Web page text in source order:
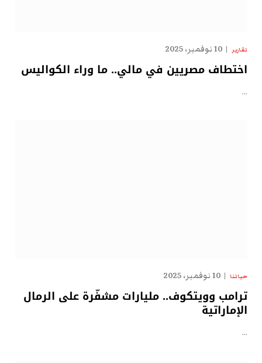
تقارير 10 نوفمبر، 2025
اختطاف مصريين في مالي.. ما وراء الكواليس
…
حياتنا 10 نوفمبر، 2025
ترامب وويتكوف.. مليارات مشفّرة على الرمال
الإماراتية
…